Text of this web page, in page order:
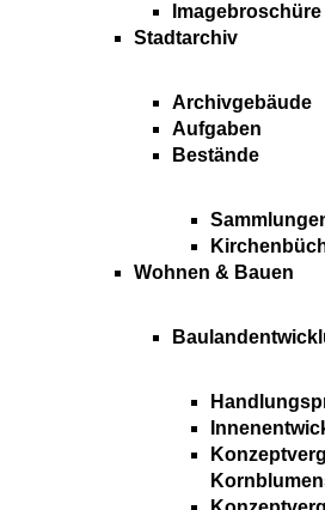
Imagebroschüre
Stadtarchiv
Archivgebäude
Aufgaben
Bestände
Wohnen & Bauen